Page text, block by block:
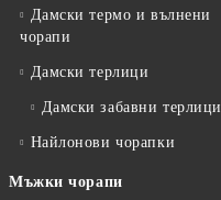
Дамски термо и вълнени
чорапи
Дамски терлици
Дамски забавни терлици
Найлонови чорапки
Мъжки чорапи